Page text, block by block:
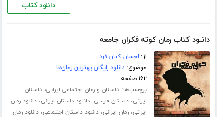
دانلود کتاب
دانلود کتاب رمان کوته فکران جامعه
از: احسان کیان فرد
موضوع:دانلود رایگان بهترین رمان‌ها
۱۶۲ صفحه
برچسب‌ها:داستان و رمان اجتماعی ایرانی،داستان
ایرانی،داستان فارسی،دانلود داستان ایرانی،دانلود رمان
ایرانی،رمان ایرانی،دانلود داستان اجتماعی،دانلود رمان